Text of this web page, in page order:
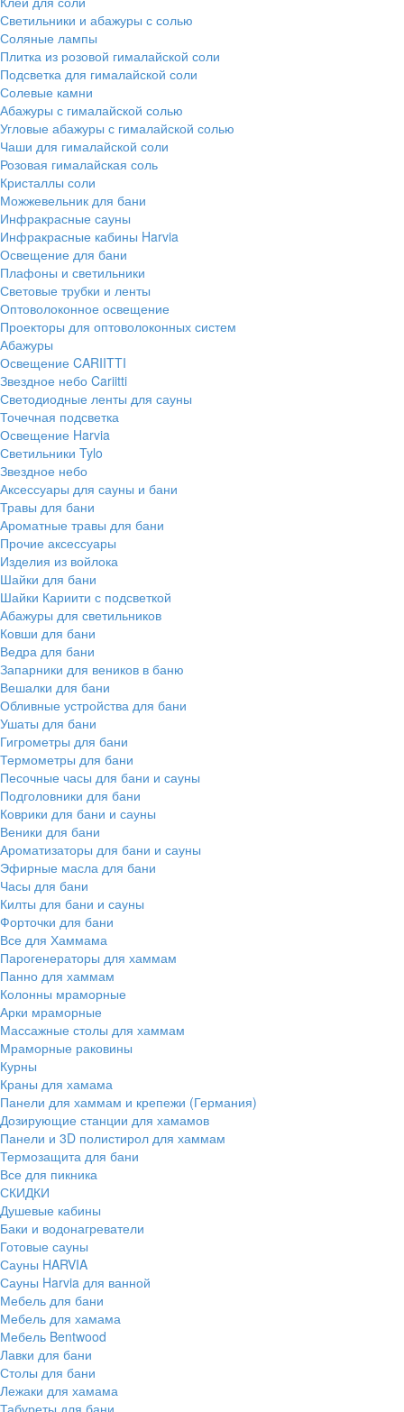
Светильники и абажуры с солью
Соляные лампы
Плитка из розовой гималайской соли
Подсветка для гималайской соли
Солевые камни
Абажуры с гималайской солью
Угловые абажуры с гималайской солью
Чаши для гималайской соли
Розовая гималайская соль
Кристаллы соли
Можжевельник для бани
Инфракрасные сауны
Инфракрасные кабины Harvia
Освещение для бани
Плафоны и светильники
Световые трубки и ленты
Оптоволоконное освещение
Проекторы для оптоволоконных систем
Абажуры
Освещение CARIITTI
Звездное небо Cariitti
Светодиодные ленты для сауны
Точечная подсветка
Освещение Harvia
Светильники Tylo
Звездное небо
Аксессуары для сауны и бани
Травы для бани
Ароматные травы для бани
Прочие аксессуары
Изделия из войлока
Шайки для бани
Шайки Кариити с подсветкой
Абажуры для светильников
Ковши для бани
Ведра для бани
Запарники для веников в баню
Вешалки для бани
Обливные устройства для бани
Ушаты для бани
Гигрометры для бани
Термометры для бани
Песочные часы для бани и сауны
Подголовники для бани
Коврики для бани и сауны
Веники для бани
Ароматизаторы для бани и сауны
Эфирные масла для бани
Часы для бани
Килты для бани и сауны
Форточки для бани
Все для Хаммама
Парогенераторы для хаммам
Панно для хаммам
Колонны мраморные
Арки мраморные
Массажные столы для хаммам
Мраморные раковины
Курны
Краны для хамама
Панели для хаммам и крепежи (Германия)
Дозирующие станции для хамамов
Панели и 3D полистирол для хаммам
Термозащита для бани
Все для пикника
СКИДКИ
Душевые кабины
Баки и водонагреватели
Готовые сауны
Сауны HARVIA
Сауны Harvia для ванной
Мебель для бани
Мебель для хамама
Мебель Bentwood
Лавки для бани
Столы для бани
Лежаки для хамама